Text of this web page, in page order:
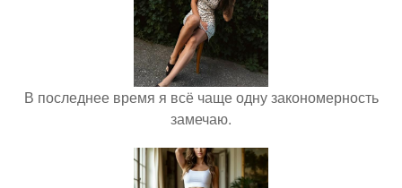
В последнее время я всё чаще одну закономерность
замечаю.